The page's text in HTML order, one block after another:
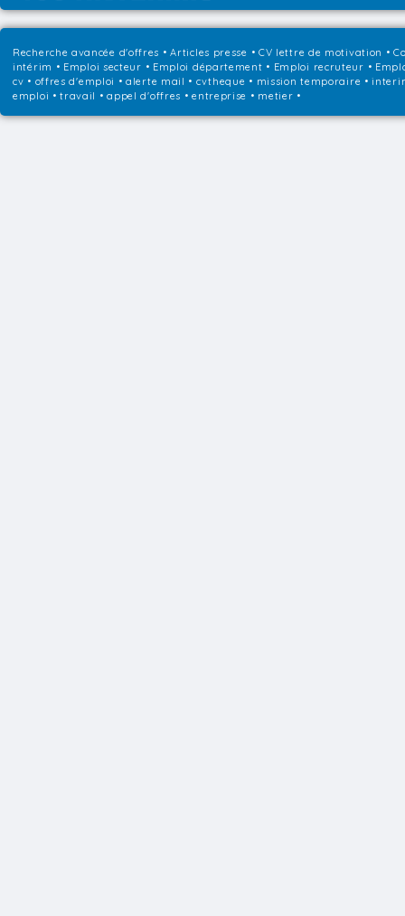
Recherche avancée d'offres •Articles presse • CV lettre de motivation •
intérim • Emploi secteur • Emploi département • Emploi recruteur •
cv • offres d'emploi • alerte mail • cvtheque • mission temporaire •
emploi • travail • appel d'offres • entreprise • metier •